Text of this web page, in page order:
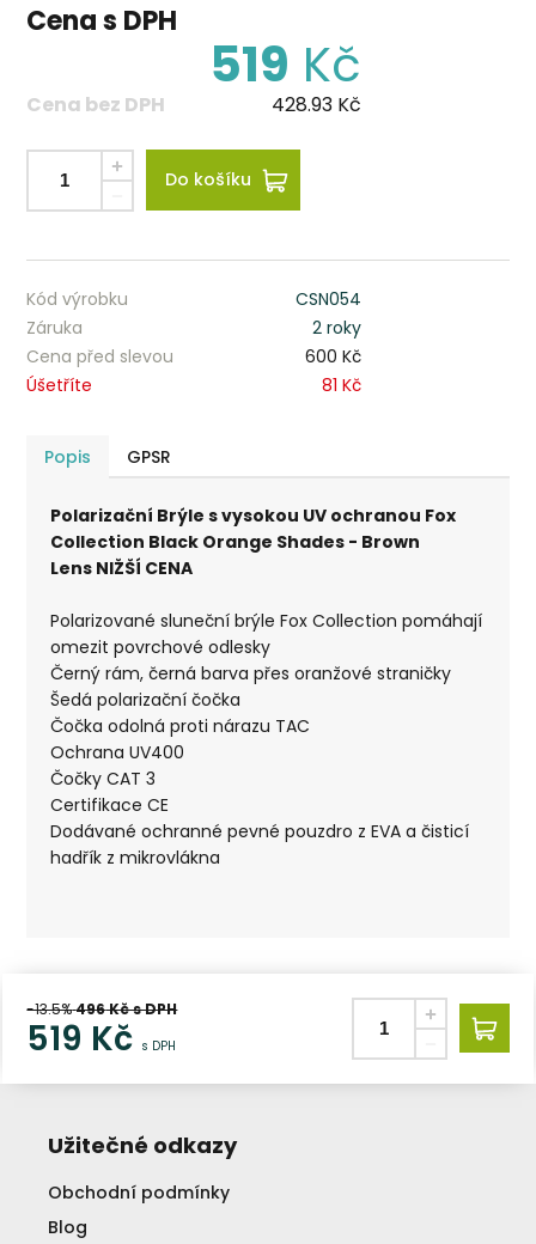
Cena s DPH
519 Kč
Cena bez DPH 428.93 Kč
Do košíku
Kód výrobku
CSN054
Záruka
2 roky
Cena před slevou
600 Kč
Úšetříte
81 Kč
Popis GPSR
Polarizační Brýle s vysokou UV ochranou Fox
Collection Black Orange Shades - Brown
Lens NIŽŠÍ CENA
Polarizované sluneční brýle Fox Collection pomáhají
omezit povrchové odlesky
Černý rám, černá barva přes oranžové straničky
Šedá polarizační čočka
Čočka odolná proti nárazu TAC
Ochrana UV400
Čočky CAT 3
Certifikace CE
Dodávané ochranné pevné pouzdro z EVA a čisticí
hadřík z mikrovlákna
-13.5%496Kč s DPH
519 Kč s DPH
Užitečné odkazy
Obchodní podmínky
Blog